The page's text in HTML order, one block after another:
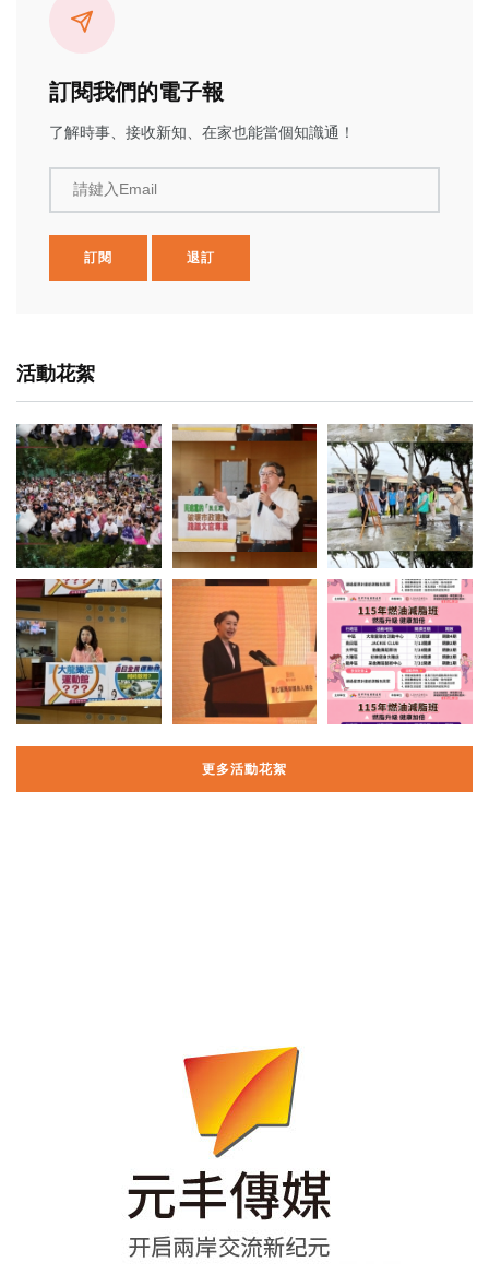
訂閱我們的電子報
了解時事、接收新知、在家也能當個知識通！
請鍵入Email
訂閱 退訂
活動花絮
更多活動花絮